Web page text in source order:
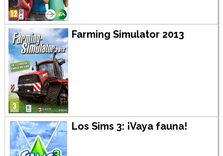
Farming Simulator 2013
Los Sims 3: ¡Vaya fauna!